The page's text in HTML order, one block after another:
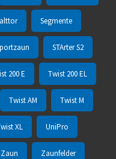
Segmente
STArter S2
200 E Twist 200 EL
Twist AM Twist M
XL UniPro
Zaun Zaunfelder